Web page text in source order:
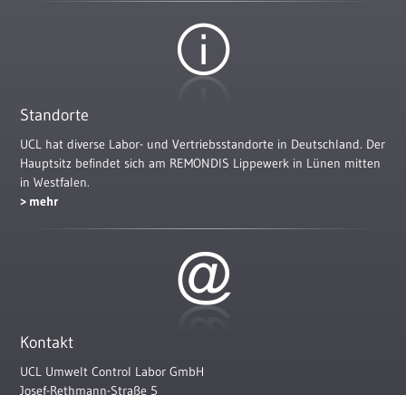
Standorte
UCL hat diverse Labor- und Vertriebsstandorte in Deutschland. Der
Hauptsitz befindet sich am REMONDIS Lippewerk in Lünen mitten
in Westfalen.
mehr
Kontakt
UCL Umwelt Control Labor GmbH
Josef-Rethmann-Straße 5